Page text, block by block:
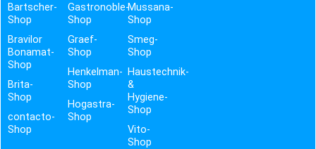
Bartscher-
Shop
Bravilor
Bonamat-
Shop
Brita-
Shop
contacto-
Shop
Gastronoble-
Shop
Graef-
Shop
Henkelman-
Shop
Hogastra-
Shop
Mussana-
Shop
Smeg-
Shop
Haustechnik-
&
Hygiene-
Shop
Vito-
Shop